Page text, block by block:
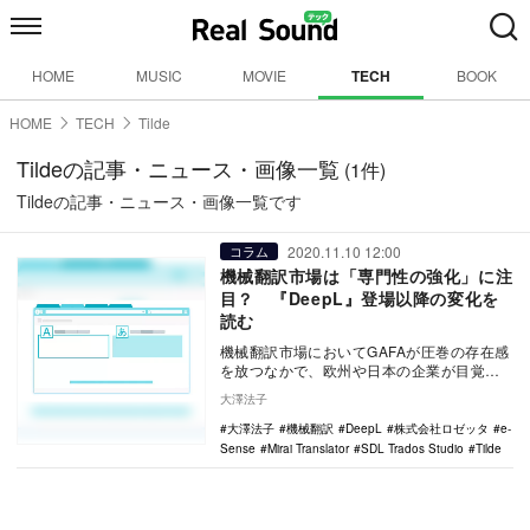
HOME MUSIC MOVIE TECH BOOK
HOME TECH Tilde
Tildeの記事・ニュース・画像一覧 (1件)
Tildeの記事・ニュース・画像一覧です
コラム 2020.11.10 12:00
機械翻訳市場は「専門性の強化」に注
目？ 『DeepL』登場以降の変化を
読む
機械翻訳市場においてGAFAが圧巻の存在感
を放つなかで、欧州や日本の企業が目覚ま
急成長…
大澤法子
大澤法子
機械翻訳 DeepL 株式会社ロゼッタ
e-
Sense
Mirai Translator SDL Trados Studio Tilde